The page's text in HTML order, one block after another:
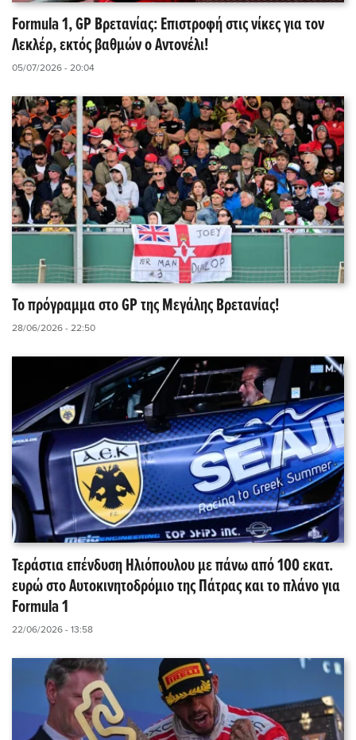
Formula 1, GP Βρετανίας: Επιστροφή στις νίκες για τον
Λεκλέρ, εκτός βαθμών ο Αντονέλι!
05/07/2026 - 20:04
Το πρόγραμμα στο GP της Μεγάλης Βρετανίας!
28/06/2026 - 22:50
Τεράστια επένδυση Ηλιόπουλου με πάνω από 100 εκατ.
ευρώ στο Αυτοκινητοδρόμιο της Πάτρας και το πλάνο για
Formula 1
22/06/2026 - 13:58